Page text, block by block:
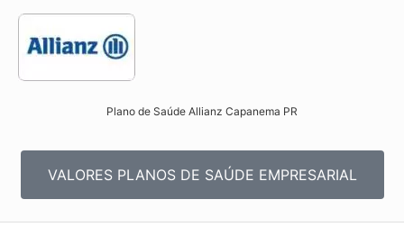
Plano de Saúde Allianz Capanema PR​
VALORES PLANOS DE SAÚDE EMPRESARIAL